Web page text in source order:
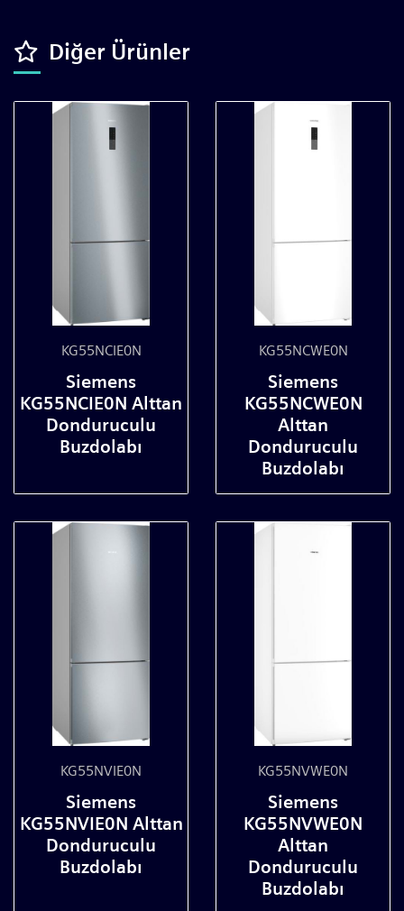
Diğer Ürünler
KG55NCIE0N
Siemens
KG55NCIE0N Alttan
Donduruculu
Buzdolabı
KG55NCWE0N
Siemens
KG55NCWE0N
Alttan
Donduruculu
Buzdolabı
KG55NVIE0N
Siemens
KG55NVIE0N Alttan
Donduruculu
Buzdolabı
KG55NVWE0N
Siemens
KG55NVWE0N
Alttan
Donduruculu
Buzdolabı